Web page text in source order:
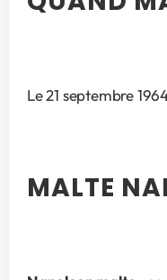
Le 21 septembre
MALTE